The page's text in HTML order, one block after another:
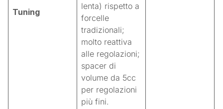
Tuning
lenta) rispetto a
forcelle
tradizionali;
molto reattiva
alle regolazioni;
spacer di
volume da 5cc
per regolazioni
più fini.